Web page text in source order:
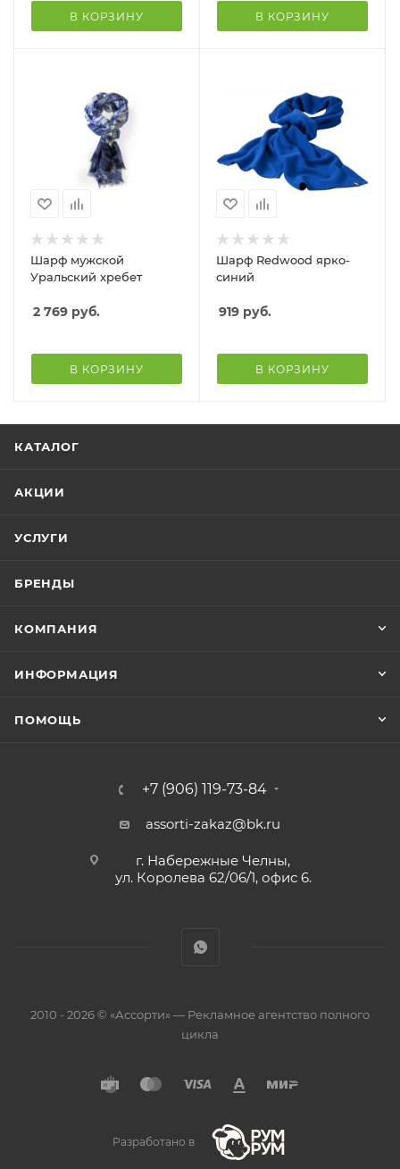
В КОРЗИНУ В КОРЗИНУ
Шарф мужской
Уральский хребет
2 769 руб.
В КОРЗИНУ
Шарф Redwood ярко-
синий
919 руб.
В КОРЗИНУ
КАТАЛОГ
АКЦИИ
УСЛУГИ
БРЕНДЫ
КОМПАНИЯ
ИНФОРМАЦИЯ
ПОМОЩЬ
+7 (906) 119-73-84
assorti-zakaz@bk.ru
г. Набережные Челны,
ул. Королева 62/06/1, офис 6.
2010 - 2026 © «Ассорти» — Рекламное агентство полного
цикла
Разработано в